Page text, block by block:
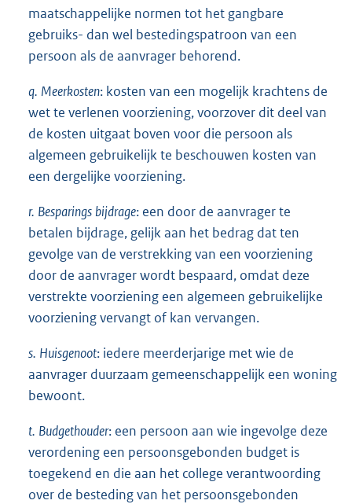
maatschappelijke normen tot het gangbare
gebruiks- dan wel bestedingspatroon van een
persoon als de aanvrager behorend.
q. Meerkosten: kosten van een mogelijk krachtens de
wet te verlenen voorziening, voorzover dit deel van
de kosten uitgaat boven voor die persoon als
algemeen gebruikelijk te beschouwen kosten van
een dergelijke voorziening.
r. Besparingsbijdrage: een door de aanvrager te
betalen bijdrage, gelijk aan het bedrag dat ten
gevolge van de verstrekking van een voorziening
door de aanvrager wordt bespaard, omdat deze
verstrekte voorziening een algemeen gebruikelijke
voorziening vervangt of kan vervangen.
s. Huisgenoot: iedere meerderjarige met wie de
aanvrager duurzaam gemeenschappelijk een woning
bewoont.
t. Budgethouder: een persoon aan wie ingevolge deze
verordening een persoonsgebonden budget is
toegekend en die aan het college verantwoording
over de besteding van het persoonsgebonden